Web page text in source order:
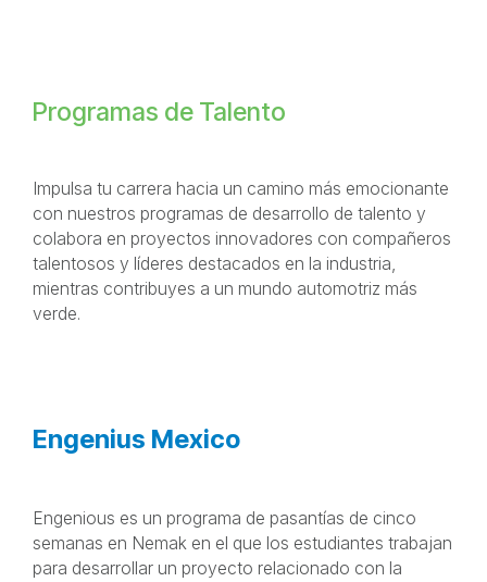
Programas de Talento
Impulsa tu carrera hacia un camino más emocionante
con nuestros programas de desarrollo de talento y
colabora en proyectos innovadores con compañeros
talentosos y líderes destacados en la industria,
mientras contribuyes a un mundo automotriz más
verde.
Engenius Mexico
Engenious es un programa de pasantías de cinco
semanas en Nemak en el que los estudiantes trabajan
para desarrollar un proyecto relacionado con la